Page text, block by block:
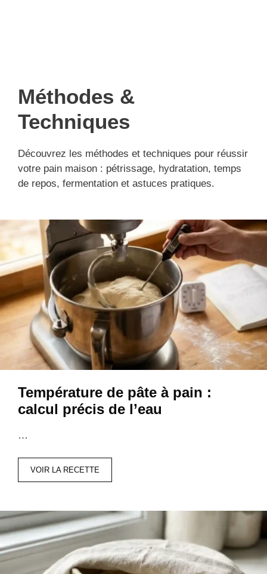
Méthodes &
Techniques
Découvrez les méthodes et techniques pour réussir
votre pain maison : pétrissage, hydratation, temps
de repos, fermentation et astuces pratiques.
Température de pâte à pain :
calcul précis de l’eau
…
VOIR LA RECETTE